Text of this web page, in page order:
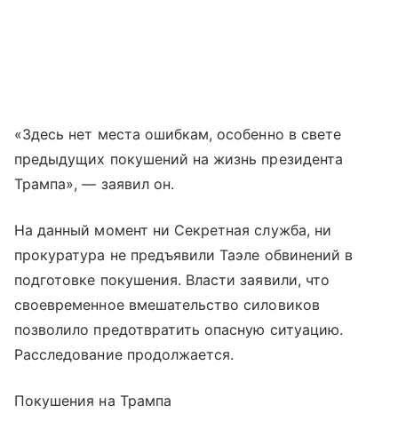
«Здесь нет места ошибкам, особенно в свете
предыдущих покушений на жизнь президента
Трампа», — заявил он.
На данный момент ни Секретная служба, ни
прокуратура не предъявили Таэле обвинений в
подготовке покушения. Власти заявили, что
своевременное вмешательство силовиков
позволило предотвратить опасную ситуацию.
Расследование продолжается.
Покушения на Трампа